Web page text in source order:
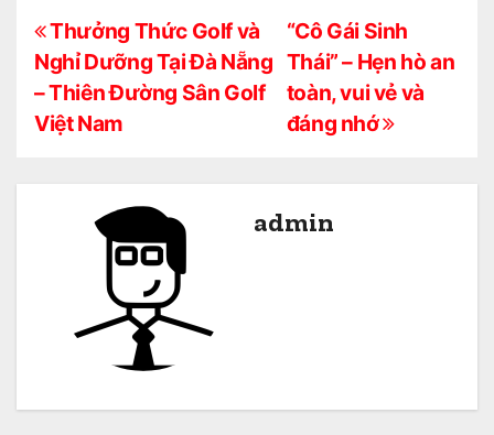
Đ
i
ề
“Cô Gái Sinh
Thái” – Hẹn hò an
toàn, vui vẻ và
đáng nhớ
Thưởng Thức Golf và
Nghỉ Dưỡng Tại Đà Nẵng
– Thiên Đường Sân Golf
Việt Nam
admin